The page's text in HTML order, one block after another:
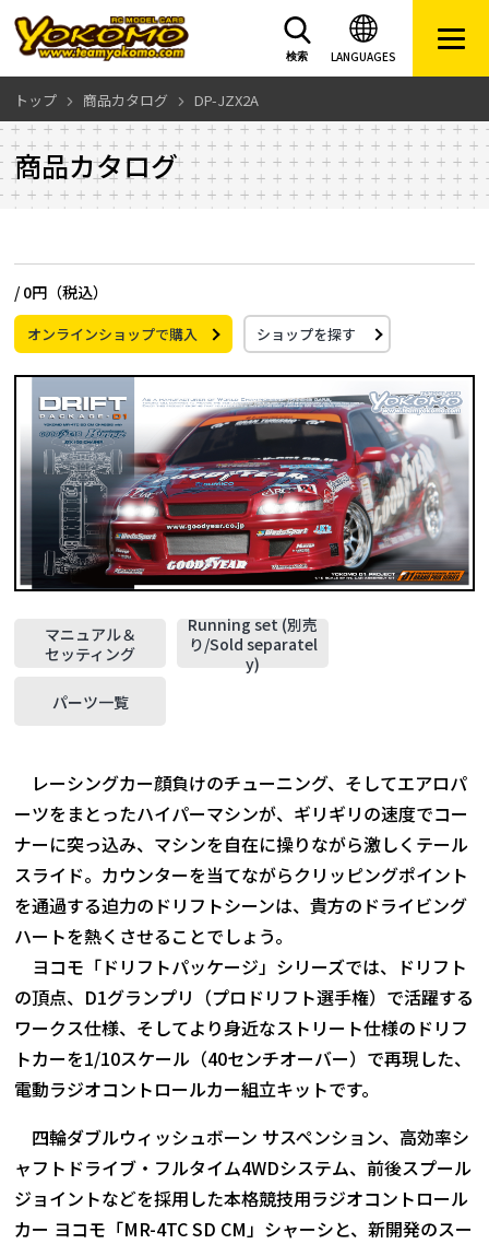
LANGUAGES
検索
トップ 商品カタログ DP-JZX2A
商品カタログ
/ 0円（税込）
オンラインショップで購入 ショップを探す
マニュアル＆
セッティング
Running set (別売
り/Sold separatel
y)
パーツ一覧
レーシングカー顔負けのチューニング、そしてエアロパ
ーツをまとったハイパーマシンが、ギリギリの速度でコー
ナーに突っ込み、マシンを自在に操りながら激しくテール
スライド。カウンターを当てながらクリッピングポイント
を通過する迫力のドリフトシーンは、貴方のドライビング
ハートを熱くさせることでしょう。
ヨコモ「ドリフトパッケージ」シリーズでは、ドリフト
の頂点、D1グランプリ（プロドリフト選手権）で活躍する
ワークス仕様、そしてより身近なストリート仕様のドリフ
トカーを1/10スケール（40センチオーバー）で再現した、
電動ラジオコントロールカー組立キットです。
四輪ダブルウィッシュボーン サスペンション、高効率シ
ャフトドライブ・フルタイム4WDシステム、前後スプール
ジョイントなどを採用した本格競技用ラジオコントロール
カー ヨコモ「MR-4TC SD CM」シャーシと、新開発のスー